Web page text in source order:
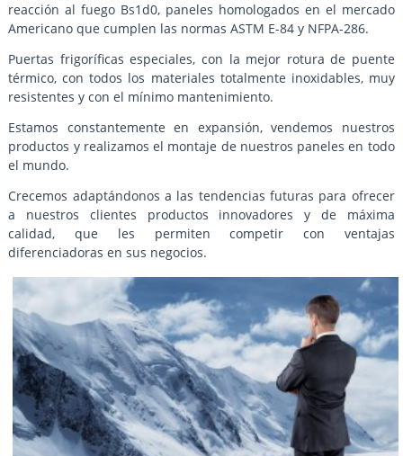
reacción al fuego Bs1d0, paneles homologados en el mercado
Americano que cumplen las normas ASTM E-84 y NFPA-286.
Puertas frigoríficas especiales, con la mejor rotura de puente
térmico, con todos los materiales totalmente inoxidables, muy
resistentes y con el mínimo mantenimiento.
Estamos constantemente en expansión, vendemos nuestros
productos y realizamos el montaje de nuestros paneles en todo
el mundo.
Crecemos adaptándonos a las tendencias futuras para ofrecer
a nuestros clientes productos innovadores y de máxima
calidad, que les permiten competir con ventajas
diferenciadoras en sus negocios.